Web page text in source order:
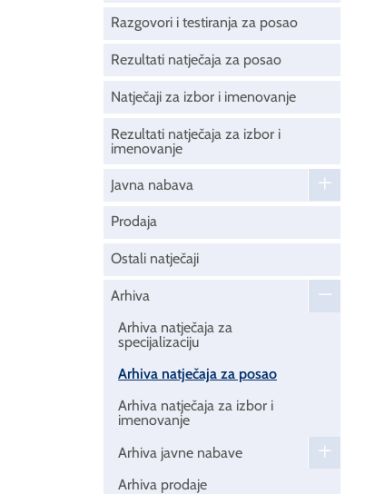
Razgovori i testiranja za posao
Rezultati natječaja za posao
Natječaji za izbor i imenovanje
Rezultati natječaja za izbor i
imenovanje
Javna nabava
Prodaja
Ostali natječaji
Arhiva
Arhiva natječaja za
specijalizaciju
Arhiva natječaja za posao
Arhiva natječaja za izbor i
imenovanje
Arhiva javne nabave
Arhiva prodaje